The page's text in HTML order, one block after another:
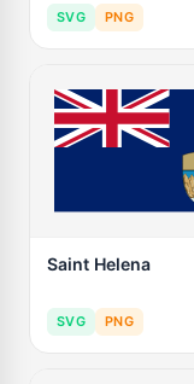
SVG PNG
Saint Helena
SVG PNG